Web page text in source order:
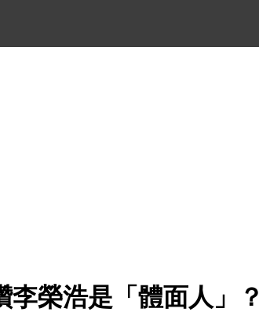
李榮浩是「體面人」？